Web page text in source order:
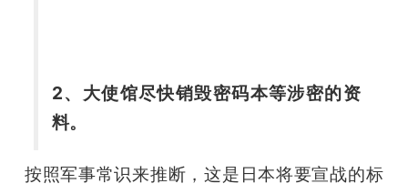
2、大使馆尽快销毁密码本等涉密的资
料。
按照军事常识来推断，这是日本将要宣战的标